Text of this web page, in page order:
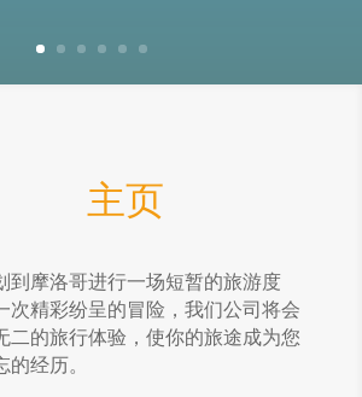
主页
到摩洛哥进行一场短暂的旅游度
次精彩纷呈的冒险，我们公司将会
二的旅行体验，使你的旅途成为您
经历。